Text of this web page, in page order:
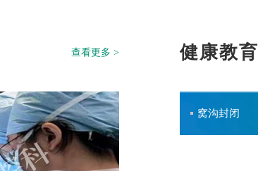
查看更多 > 健康教育
窝沟封闭